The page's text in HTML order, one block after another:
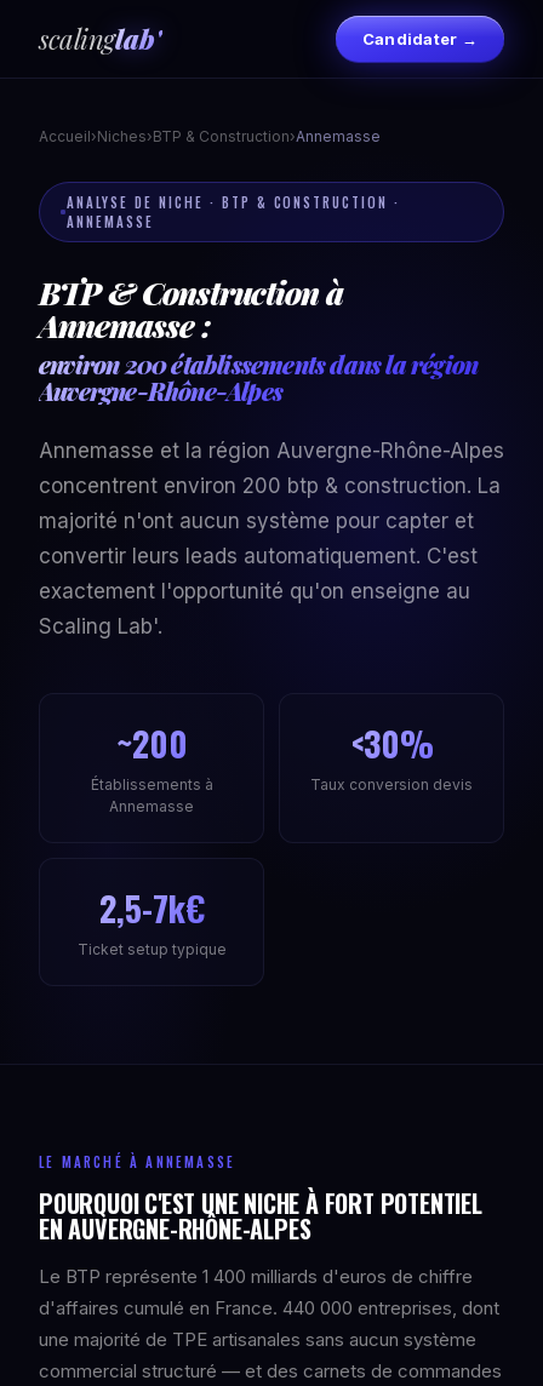
scalinglab' Candidater →
Accueil›Niches›BTP & Construction›Annemasse
ANALYSE DE NICHE · BTP & CONSTRUCTION ·
ANNEMASSE
BTP & Construction à
Annemasse :
environ 200 établissements dans la région
Auvergne-Rhône-Alpes
Annemasse et la région Auvergne-Rhône-Alpes
concentrent environ 200 btp & construction. La
majorité n'ont aucun système pour capter et
convertir leurs leads automatiquement. C'est
exactement l'opportunité qu'on enseigne au
Scaling Lab'.
~200
Établissements à
Annemasse
<30%
Taux conversion devis
2,5-7k€
Ticket setup typique
LE MARCHÉ À ANNEMASSE
POURQUOI C'EST UNE NICHE À FORT POTENTIEL
EN AUVERGNE-RHÔNE-ALPES
Le BTP représente 1 400 milliards d'euros de chiffre
d'affaires cumulé en France. 440 000 entreprises, dont
une majorité de TPE artisanales sans aucun système
commercial structuré — et des carnets de commandes